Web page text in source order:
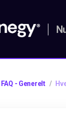
FAQ - Generelt /